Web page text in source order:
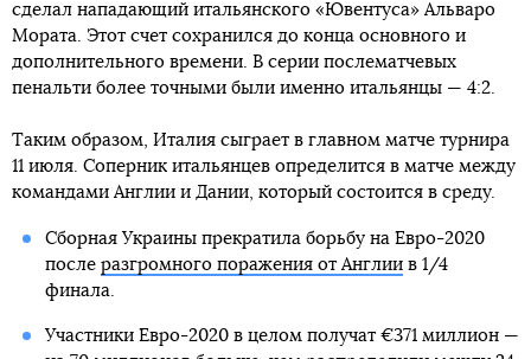
сделал нападающий итальянского «Ювентуса» Альваро
Мората. Этот счет сохранился до конца основного и
дополнительного времени. В серии послематчевых
пенальти более точными были именно итальянцы — 4:2.
Таким образом, Италия сыграет в главном матче турнира
11 июля. Соперник итальянцев определится в матче между
командами Англии и Дании, который состоится в среду.
Сборная Украины прекратила борьбу на Евро-2020
после разгромного поражения от Англиив 1/4
финала.
Участники Евро-2020 в целом получат €371 миллион —